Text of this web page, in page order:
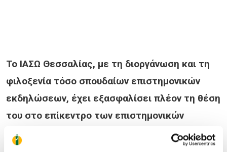
Το ΙΑΣΩ Θεσσαλίας, με τη διοργάνωση και τη
φιλοξενία τόσο σπουδαίων επιστημονικών
εκδηλώσεων, έχει εξασφαλίσει πλέον τη θέση
του στο επίκεντρο των επιστημονικών
εξελίξεων, τόσο ως η μεγαλύτερη Ιδιωτική